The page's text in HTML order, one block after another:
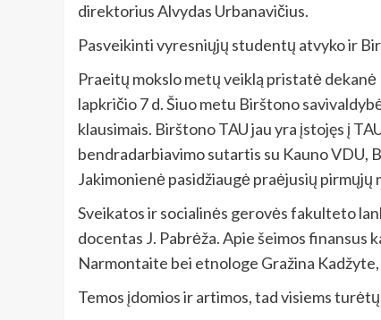
direktorius Alvydas Urbanavičius.
Pasveikinti vyresniųjų studentų atvyko ir
Praeitų mokslo metų veiklą pristatė
lapkričio 7 d. Šiuo metu Birštono
klausimais. Birštono TAU jau yra įstojęs į
bendradarbiavimo sutartis su Kauno VDU,
Jakimonienė pasidžiaugė praėjusių
Sveikatos ir socialinės gerovės fakulteto
docentas J. Pabrėža. Apie šeimos
Narmontaite bei etnologe Gražina
Temos įdomios ir artimos, tad visiems